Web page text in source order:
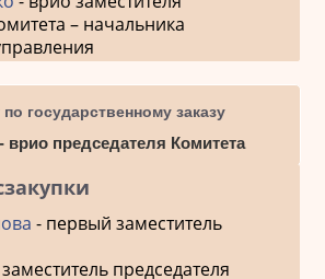
– начальника
государственному заказу
врио председателя Комитета
- первый заместитель
председателя